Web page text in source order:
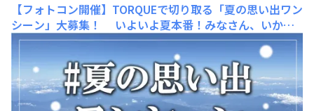
【フォトコン開催】TORQUEで切り取る「夏の思い出ワン
シーン」大募集！
いよいよ夏本番！みなさん、いかが
お過ごしでしょうか？ 今年の夏は、どこかへお出かけの
計画を立てていますか？それとも、ご自宅や身近な場所で
ゆっくり夏を感じますか？ どんな過ごし方でも、きっと
そこには思い出に残る瞬間があるはずです。 そこでTOR
QUE STYLE編集部から、みなさんへ夏の特別企画のお